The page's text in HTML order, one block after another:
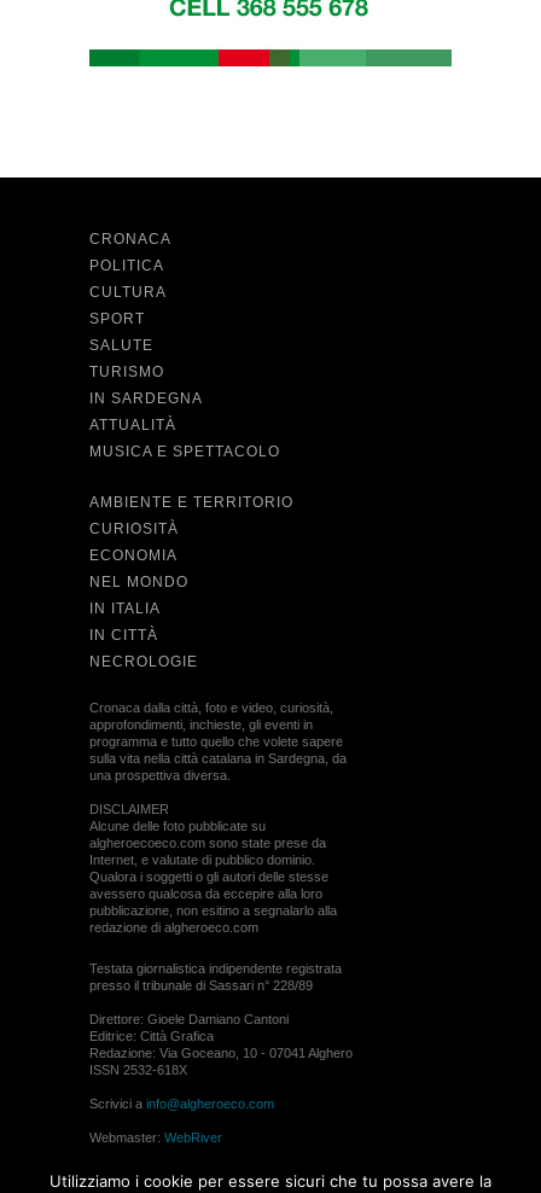
CRONACA
POLITICA
CULTURA
SPORT
SALUTE
TURISMO
IN SARDEGNA
ATTUALITÀ
MUSICA E SPETTACOLO
AMBIENTE E TERRITORIO
CURIOSITÀ
ECONOMIA
NEL MONDO
IN ITALIA
IN CITTÀ
NECROLOGIE
Cronaca dalla città, foto e video, curiosità,
approfondimenti, inchieste, gli eventi in
programma e tutto quello che volete sapere
sulla vita nella città catalana in Sardegna, da
una prospettiva diversa.
DISCLAIMER
Alcune delle foto pubblicate su
algheroecoeco.com sono state prese da
Internet, e valutate di pubblico dominio.
Qualora i soggetti o gli autori delle stesse
avessero qualcosa da eccepire alla loro
pubblicazione, non esitino a segnalarlo alla
redazione di algheroeco.com
Testata giornalistica indipendente registrata
presso il tribunale di Sassari n° 228/89
Direttore: Gioele Damiano Cantoni
Editrice: Città Grafica
Redazione: Via Goceano, 10 - 07041 Alghero
ISSN 2532-618X
Scrivici a info@algheroeco.com
Webmaster: WebRiver
permesso di algheroeco.com
Utilizziamo i cookie per essere sicuri che tu possa avere la